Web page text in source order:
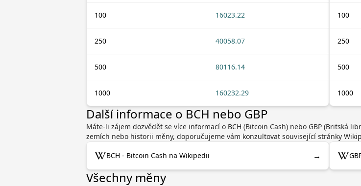
100 16023.22
250 40058.07
500 80116.14
1000 160232.29
100
250
500
1000
Další informace o BCH nebo GBP
Máte-li zájem dozvědět se více informací o BCH (Bitcoin Cash) nebo GBP (Britská
zemích nebo historii měny, doporučujeme vám konzultovat související stránky
BCH - Bitcoin Cash na Wikipedii →
Všechny měny